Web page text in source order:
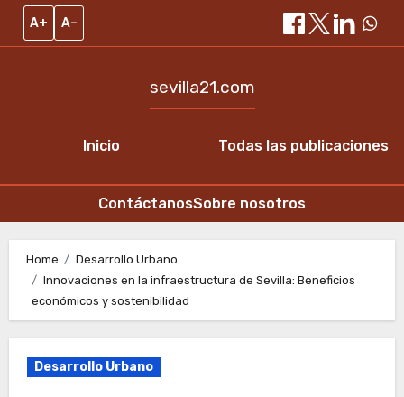
A+ A–
Inicio
sevilla21.com
Todas las publicaciones
ContáctanosSobre nosotros
content
Home
Desarrollo Urbano
Innovaciones en la infraestructura de Sevilla: Beneficios
económicos y sostenibilidad
Desarrollo Urbano